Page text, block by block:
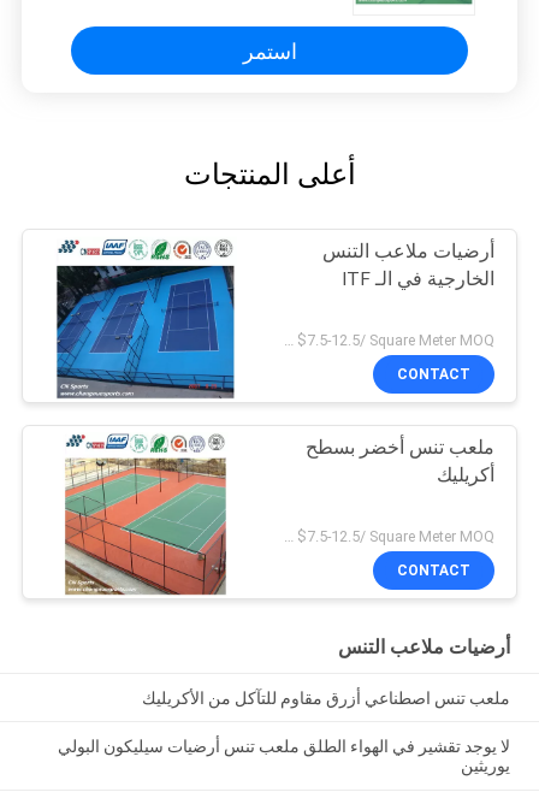
استمر
أعلى المنتجات
أرضيات ملاعب التنس
الخارجية في الـ ITF
CONTACT
ملعب تنس أخضر بسطح
أكريليك
CONTACT
أرضيات ملاعب التنس
ملعب تنس اصطناعي أزرق مقاوم للتآكل من الأكريليك
لا يوجد تقشير في الهواء الطلق ملعب تنس أرضيات سيليكون البولي
يوريثين